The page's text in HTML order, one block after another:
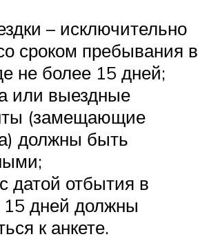
– исключительно
сроком пребывания в
не более 15 дней;
или выездные
(замещающие
должны быть
датой отбытия в
15 дней должны
к анкете.